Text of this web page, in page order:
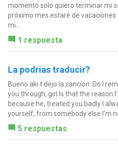
momento solo quiero terminar mi
próximo mes estaré de
mi...
1 respuesta
La podrias traducir?
Bueno aki t dejo la cancion: Do I
you through, girl Is that the reason
because he, treated you badly I
yourself, from somebody else I'm
5 respuestas